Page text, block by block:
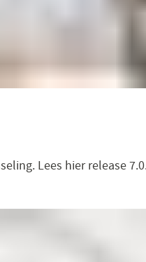
Lees hier release